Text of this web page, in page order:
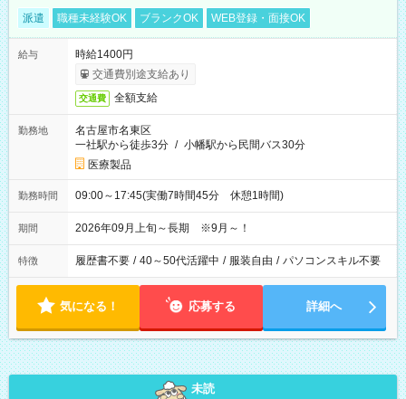
派遣 職種未経験OK ブランクOK WEB登録・面接OK
給与
時給1400円
交通費別途支給あり
交通費 全額支給
勤務地
名古屋市名東区
一社駅から徒歩3分 / 小幡駅から民間バス30分
医療製品
勤務時間 09:00～17:45(実働7時間45分 休憩1時間)
期間 2026年09月上旬～長期 ※9月～！
特徴 履歴書不要 / 40～50代活躍中 / 服装自由 / パソコンスキル不要
気になる！ 応募する 詳細へ
未読